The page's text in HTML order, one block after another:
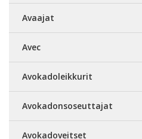
Avaajat
Avec
Avokadoleikkurit
Avokadonsoseuttajat
Avokadoveitset